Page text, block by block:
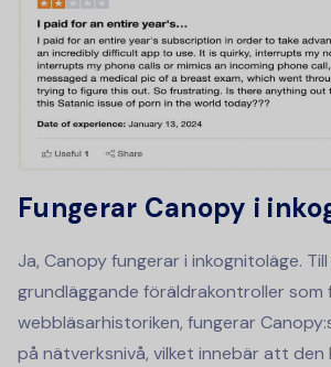
Fungerar Canopy i
Ja, Canopy fungerar i inkognitoläge.
grundläggande föräldrakontroller som
webbläsarhistoriken, fungerar
på nätverksnivå, vilket innebär att